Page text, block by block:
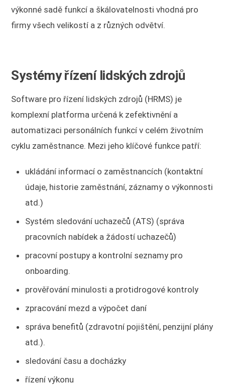
výkonné sadě funkcí a škálovatelnosti vhodná pro
firmy všech velikostí a z různých odvětví.
Systémy řízení lidských zdrojů
Software pro řízení lidských zdrojů (HRMS) je
komplexní platforma určená k zefektivnění a
automatizaci personálních funkcí v celém životním
cyklu zaměstnance. Mezi jeho klíčové funkce patří:
ukládání informací o zaměstnancích (kontaktní
údaje, historie zaměstnání, záznamy o výkonnosti
atd.)
Systém sledování uchazečů (ATS) (správa
pracovních nabídek a žádostí uchazečů)
pracovní postupy a kontrolní seznamy pro
onboarding.
prověřování minulosti a protidrogové kontroly
zpracování mezd a výpočet daní
správa benefitů (zdravotní pojištění, penzijní plány
atd.).
sledování času a docházky
řízení výkonu